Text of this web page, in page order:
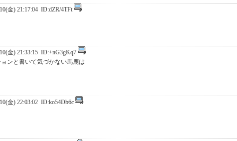
金) 21:17:04 ID:dZR/4TFt
金) 21:33:15 ID:+nG3gKq7
ンと書いて気づかない馬鹿は
金) 22:03:02 ID:ko54Db6c